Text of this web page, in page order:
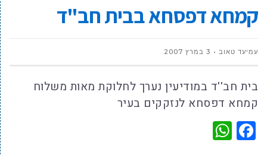
קמחא דפסחא בבית חב"ד
עמיעד טאוב 3 במרץ 2007
בית חב''ד במודיעין נערך לחלוקת מאות משלוח
קמחא דפסחא לנזקקים בעיר
Facebook